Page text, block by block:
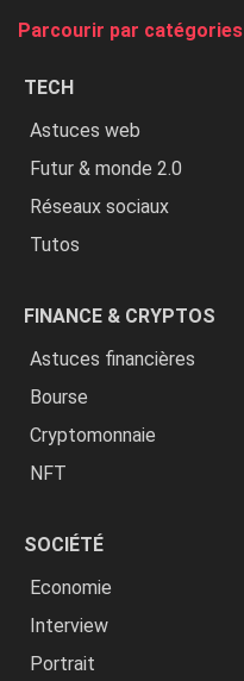
Parcourir par catégories
TECH
Astuces web
Futur & monde 2.0
Réseaux sociaux
Tutos
FINANCE & CRYPTOS
Astuces financières
Bourse
Cryptomonnaie
NFT
SOCIÉTÉ
Economie
Interview
Portrait